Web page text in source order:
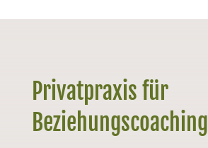
Privatpraxis für
Beziehungscoaching